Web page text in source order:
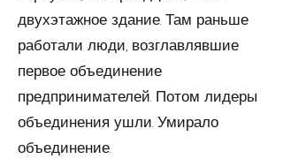
двухэтажное здание. Там раньше
работали люди, возглавлявшие
первое объединение
предпринимателей. Потом лидеры
объединения ушли. Умирало
объединение.